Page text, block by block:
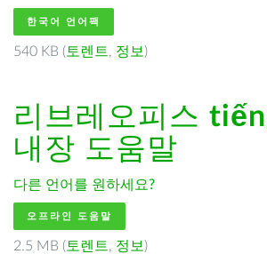
한국어 언어팩
540 KB ( 토렌트, 정보 )
리브레오피스
내장 도움말
다른 언어를 원하세요?
오프라인 도움말
2.5 MB ( 토렌트, 정보 )